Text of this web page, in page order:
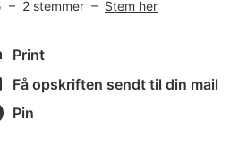
– 2 stemmer – Stem her
Print
Få opskriften sendt til din mail
Pin